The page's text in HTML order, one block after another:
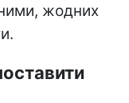
жодних